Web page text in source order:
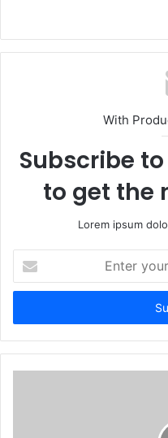
With
Subscribe
to get the
Lorem ipsum
your
Email